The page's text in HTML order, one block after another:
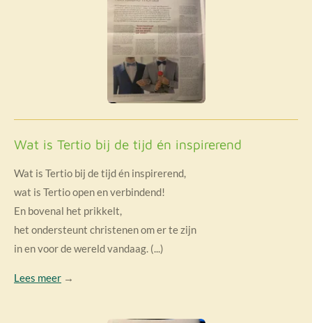
Wat is Tertio bij de tijd én inspirerend
Wat is Tertio bij de tijd én inspirerend,
wat is Tertio open en verbindend!
En bovenal het prikkelt,
het ondersteunt christenen om er te zijn
in en voor de wereld vandaag. (...)
Lees meer →